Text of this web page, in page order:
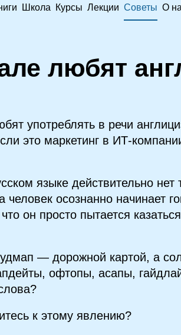
Школа Курсы Лекции Советы О
любят
употреблять в речи
это маркетинг в
языке действительно нет
человек осознанно начинает
он просто пытается
— дорожной картой, а
офтопы, асапы,
к этому явлению?